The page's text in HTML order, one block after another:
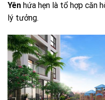
Yên hứa hẹn là tổ hợp căn
lý tưởng.